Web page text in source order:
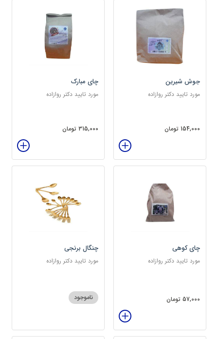
جوش شیرین
مورد تایید دکتر روازاده
154,000 تومان
چای مبارک
مورد تایید دکتر روازاده
315,000 تومان
چای کوهی
مورد تایید دکتر روازاده
57,000 تومان
چنگال برنجی
مورد تایید دکتر روازاده
ناموجود